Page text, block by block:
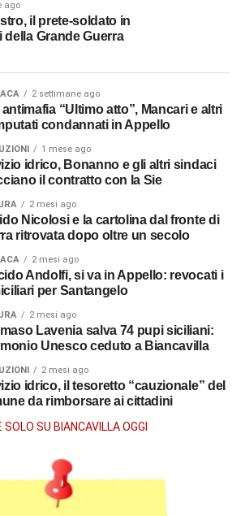
ago
il prete-soldato in
Grande Guerra
2 settimane ago
antimafia “Ultimo atto”, Mancari e altri
condannati in Appello
1 mese ago
idrico, Bonanno e gli altri sindaci
il contratto con la Sie
2 mesi ago
Nicolosi e la cartolina dal fronte di
ritrovata dopo oltre un secolo
2 mesi ago
Andolfi, si va in Appello: revocati i
per Santangelo
2 mesi ago
Lavenia salva 74 pupi siciliani:
Unesco ceduto a Biancavilla
2 mesi ago
idrico, il tesoretto “cauzionale” del
da rimborsare ai cittadini
SOLO SU BIANCAVILLA OGGI